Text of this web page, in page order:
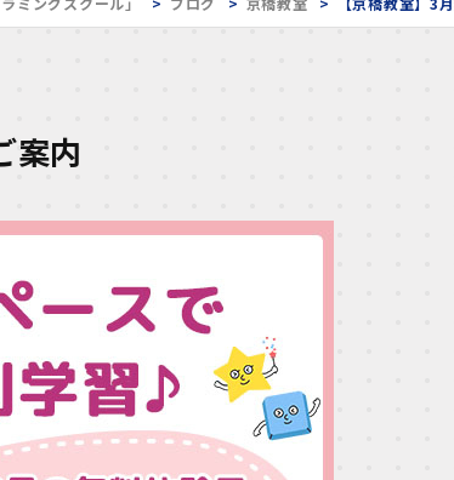
案内